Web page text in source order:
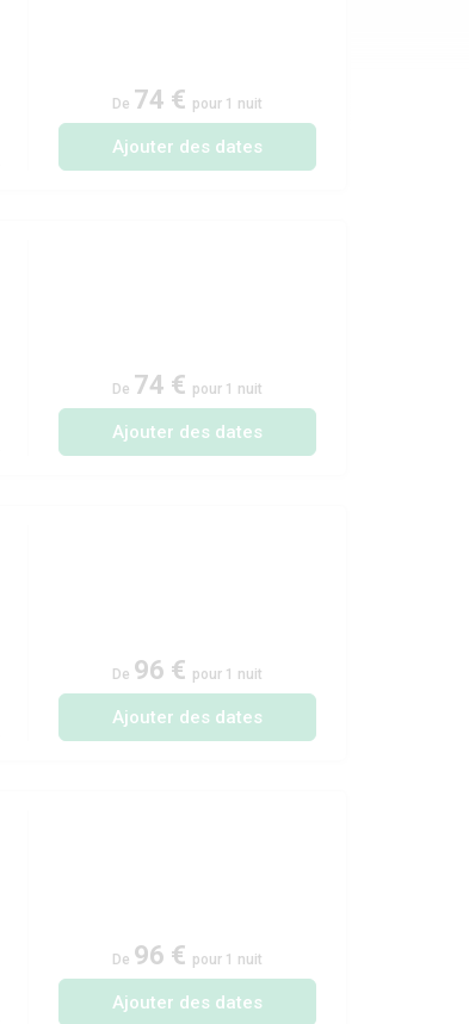
De 74 € pour 1 nuit
Ajouter des dates
De 74 € pour 1 nuit
Ajouter des dates
De 96 € pour 1 nuit
Ajouter des dates
De 96 € pour 1 nuit
Ajouter des dates